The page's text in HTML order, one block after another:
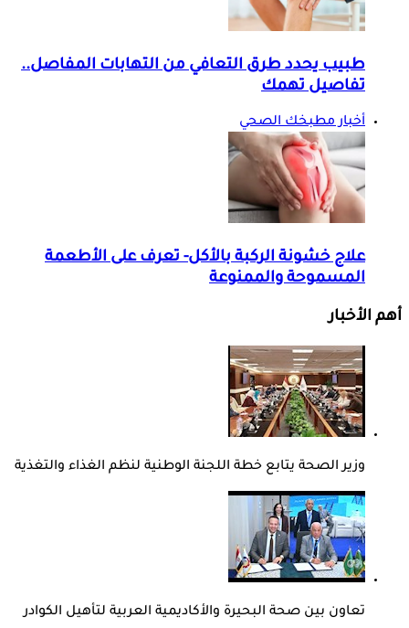
طبيب يحدد طرق التعافي من التهابات المفاصل..
تفاصيل تهمك
أخبار مطبخك الصحي
علاج خشونة الركبة بالأكل- تعرف على الأطعمة
المسموحة والممنوعة
أهم الأخبار
وزير الصحة يتابع خطة اللجنة الوطنية لنظم الغذاء والتغذية
تعاون بين صحة البحيرة والأكاديمية العربية لتأهيل الكوادر